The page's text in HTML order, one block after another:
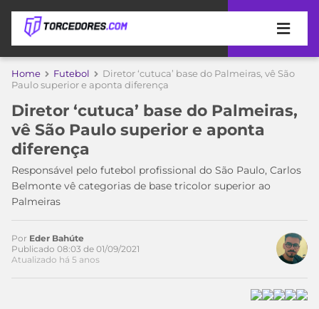
APOSTAS
DE
APOSTA
MELHORES
SITES
DE
APOSTAS
2026
COPA
DO
MUNDO
TIMES
MEU
TIME
CAMPEONATOS
Home Futebol
Diretor ‘cutuca’ base do Palmeiras, vê São
Paulo superior e aponta diferença
Diretor ‘cutuca’ base do Palmeiras,
vê São Paulo superior e aponta
diferença
Responsável pelo futebol profissional do São Paulo, Carlos
Belmonte vê categorias de base tricolor superior ao
Palmeiras
Por Eder Bahúte
Publicado 08:03 de 01/09/2021
Atualizado há 5 anos